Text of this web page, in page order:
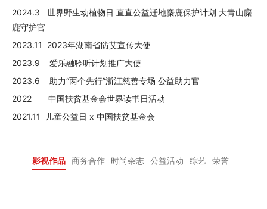
2024.3 世界野生动植物日 直直公益迁地麋鹿保护计划 大青山麋
鹿守护官
2023.11 2023年湖南省防艾宣传大使
2023.9 爱乐融聆听计划推广大使
2023.6 助力“两个先行”浙江慈善专场 公益助力官
2022 中国扶贫基金会世界读书日活动
2021.11 儿童公益日 x 中国扶贫基金会
影视作品 商务合作 时尚杂志 公益活动 综艺 荣誉